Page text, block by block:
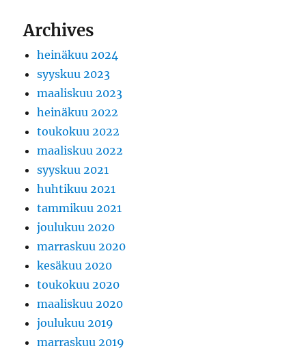
Archives
heinäkuu 2024
syyskuu 2023
maaliskuu 2023
heinäkuu 2022
toukokuu 2022
maaliskuu 2022
syyskuu 2021
huhtikuu 2021
tammikuu 2021
joulukuu 2020
marraskuu 2020
kesäkuu 2020
toukokuu 2020
maaliskuu 2020
joulukuu 2019
marraskuu 2019